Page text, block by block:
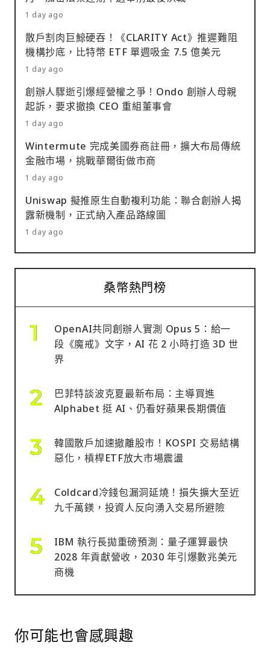
1 day ago
散戶割肉巨鯨硬吞！《CLARITY Act》推遲難阻
機構抄底，比特幣 ETF 單週吸金 7.5 億美元
1 day ago
創辦人驟逝引爆經營權之爭！Ondo 創辦人母親
起訴，要求撤換 CEO 重組董事會
1 day ago
Wintermute 完成美國券商註冊，擴大布局傳統
金融市場，挑戰華爾街做市商
1 day ago
Uniswap 擬推原生自動複利功能：聯合創辦人揭
露新機制，正式納入產品路線圖
1 day ago
桑幣熱門榜
OpenAI共同創辦人實測 Opus 5：給一
段《魔戒》文字，AI 花 2 小時打造 3D 世
界
巴菲特談波克夏最新布局：主導買進
Alphabet 挺 AI、仍看好蘋果長期價值
韓國散戶加速撤離股市！KOSPI 交易結構
惡化，槓桿ETF放大市場震盪
Coldcard冷錢包漏洞延燒！損失擴大至近
九千萬鎂，投資人反向湧入交易所避險
IBM 執行長拋重磅預測：量子運算最快
2028 年貢獻營收，2030 年引爆數兆美元
商機
你可能也會感興趣